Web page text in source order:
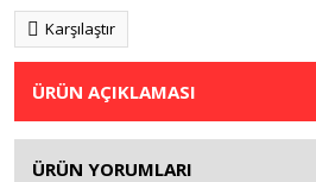
Karşılaştır
ÜRÜN AÇIKLAMASI
ÜRÜN YORUMLARI